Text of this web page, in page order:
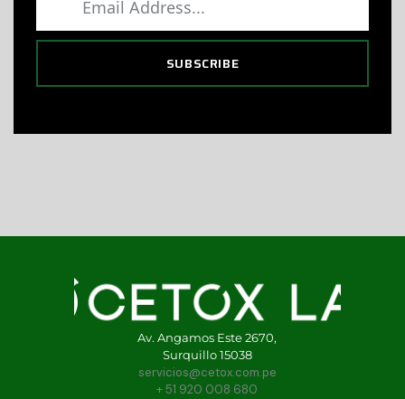
SUBSCRIBE
Av. Angamos Este 2670,
Surquillo 15038
servicios@cetox.com.pe
+ 51 920 008 680